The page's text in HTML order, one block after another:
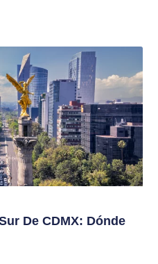
De CDMX: Dónde